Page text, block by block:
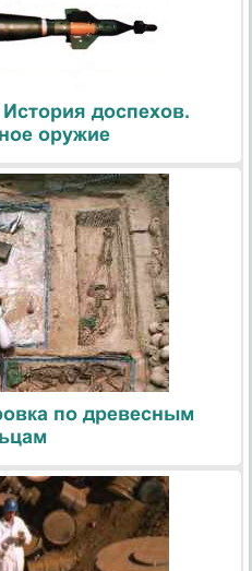
доспехов.
оружие
по древесным